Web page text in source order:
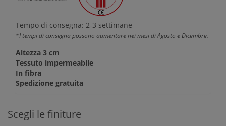
Tempo di consegna: 2-3 settimane
*I tempi di consegna possono aumentare nei mesi di Agosto e Dicembre.
Altezza 3 cm
Tessuto impermeabile
In fibra
Spedizione gratuita
Scegli le finiture